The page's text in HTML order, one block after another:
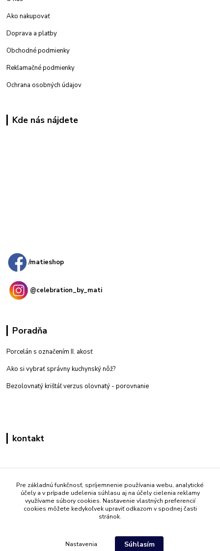
Ako nakupovať
Doprava a platby
Obchodné podmienky
Reklamačné podmienky
Ochrana osobných údajov
Kde nás nájdete
/matieshop
@celebration_by_mati
Poradňa
Porcelán s označením II. akosť
Ako si vybrať správny kuchynský nôž?
Bezolovnatý krištáľ verzus olovnatý - porovnanie
kontakt
+421 908 861 051
(Po - Pia 7:30-15:30)
info@mati.sk
Pre základnú funkčnosť, spríjemnenie používania webu, analytické
účely a v prípade udelenia súhlasu aj na účely cielenia reklamy
využívame súbory cookies. Nastavenie vlastných preferencií
cookies môžete kedykoľvek upraviť odkazom v spodnej časti
stránok.
Nastavenia Súhlasím